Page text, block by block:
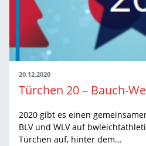
20.12.2020
Türchen 20 – Bauch-
2020 gibt es einen
BLV und WLV auf
Türchen auf, hinter dem…